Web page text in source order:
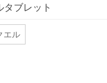
タブレット
エル